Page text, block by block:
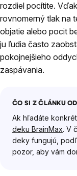
rozdiel pocítite.
rovnomerný tlak na
objatie alebo pocit
ju ľudia často
pokojnejšieho
zaspávania.
ČO SI Z ČLÁNKU
Ak hľadáte
deku BrainMax. V
deky fungujú,
pozor, aby vám